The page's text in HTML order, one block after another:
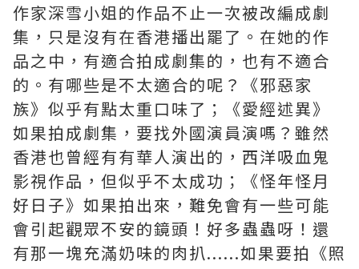
作家深雪小姐的作品不止一次被改編成劇
集，只是沒有在香港播出罷了。在她的作
品之中，有適合拍成劇集的，也有不適合
的。有哪些是不太適合的呢？《邪惡家
族》似乎有點太重口味了；《愛經述異》
如果拍成劇集，要找外國演員演嗎？雖然
香港也曾經有有華人演出的，西洋吸血鬼
影視作品，但似乎不太成功；《怪年怪月
好日子》如果拍出來，難免會有一些可能
會引起觀眾不安的鏡頭！好多蟲蟲呀！還
有那一塊充滿奶味的肉扒......如果要拍《照